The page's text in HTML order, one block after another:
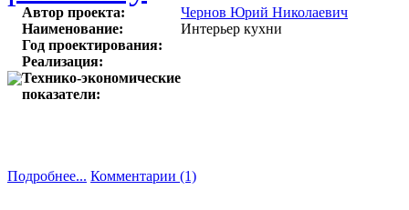
Автор проекта:
Чернов Юрий Николаевич
Наименование:
Интерьер кухни
Год проектирования:
Реализация:
Технико-экономические
показатели:
Подробнее... Комментарии (1)